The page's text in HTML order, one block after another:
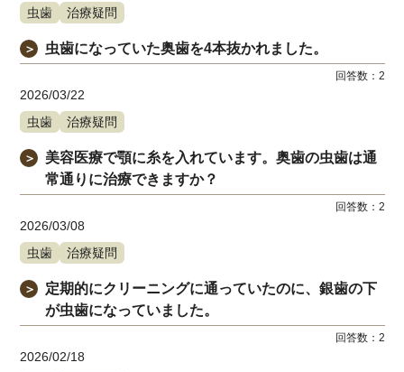
虫歯
治療疑問
＞ 虫歯になっていた奥歯を4本抜かれました。
回答数： 2
2026/03/22
虫歯
治療疑問
＞
美容医療で顎に糸を入れています。奥歯の虫歯は通
常通りに治療できますか？
回答数： 2
2026/03/08
虫歯
治療疑問
＞
定期的にクリーニングに通っていたのに、銀歯の下
が虫歯になっていました。
回答数： 2
2026/02/18